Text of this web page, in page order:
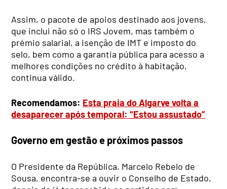
Assim, o pacote de apoios destinado aos jovens,
que inclui não só o IRS Jovem, mas também o
prémio salarial, a isenção de IMT e imposto do
selo, bem como a garantia pública para acesso a
melhores condições no crédito à habitação,
continua válido.
Recomendamos: Esta praia do Algarve volta a
desaparecer após temporal: “Estou assustado”
Governo em gestão e próximos passos
O Presidente da República, Marcelo Rebelo de
Sousa, encontra-se a ouvir o Conselho de Estado,